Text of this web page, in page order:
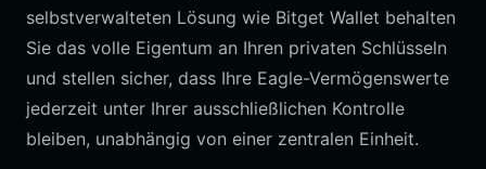
selbstverwalteten Lösung wie Bitget Wallet behalten
Sie das volle Eigentum an Ihren privaten Schlüsseln
und stellen sicher, dass Ihre Eagle-Vermögenswerte
jederzeit unter Ihrer ausschließlichen Kontrolle
bleiben, unabhängig von einer zentralen Einheit.